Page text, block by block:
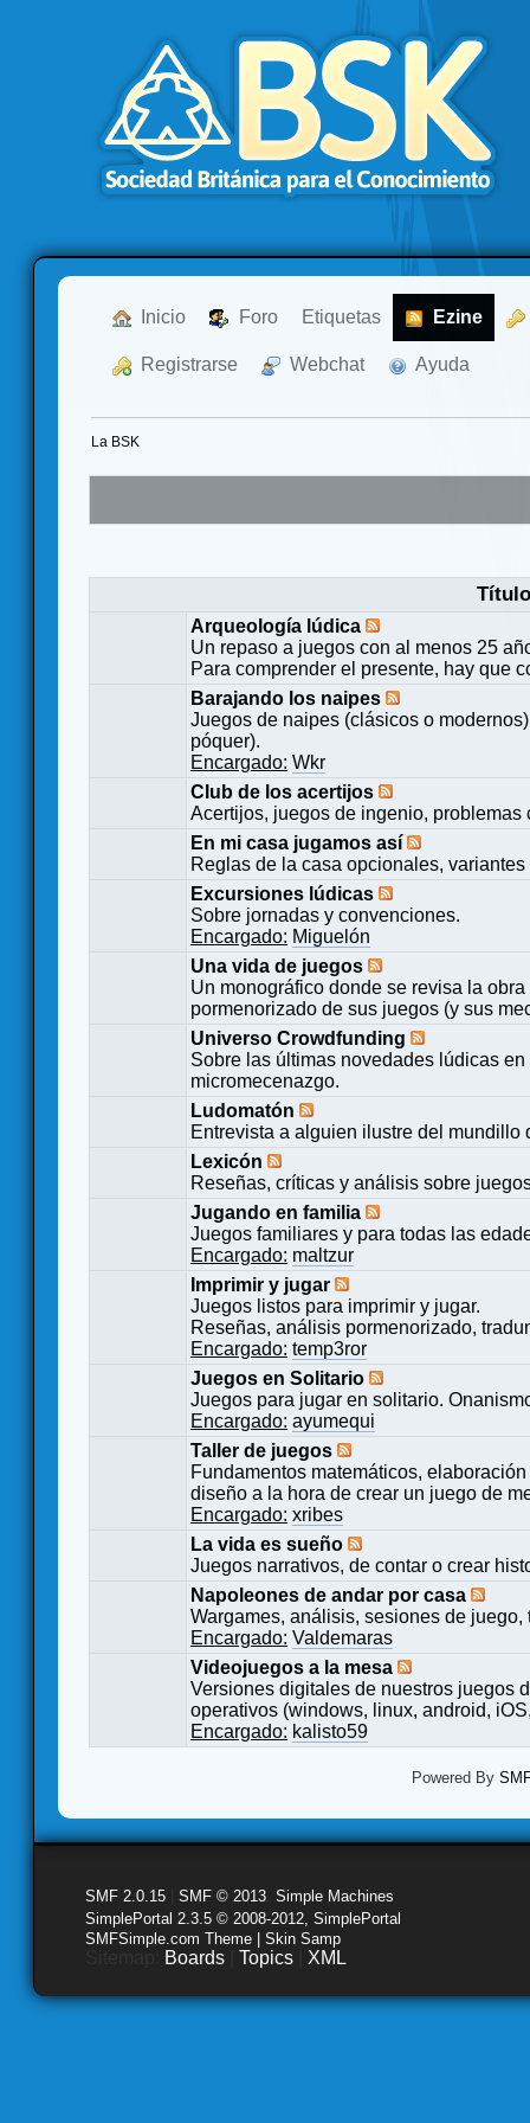
Inicio Foro Etiquetas Ezine
Registrarse Webchat Ayuda
La BSK
Título
Arqueología lúdica
Un repaso a juegos con al menos 25
Para comprender el presente, hay que
Barajando los naipes
Juegos de naipes (clásicos o
póquer).
Encargado: Wkr
Club de los acertijos
Acertijos, juegos de ingenio,
En mi casa jugamos así
Reglas de la casa opcionales,
Excursiones lúdicas
Sobre jornadas y convenciones.
Encargado: Miguelón
Una vida de juegos
Un monográfico donde se revisa la
pormenorizado de sus juegos (y sus
Universo Crowdfunding
Sobre las últimas novedades lúdicas
micromecenazgo.
Ludomatón
Entrevista a alguien ilustre del mundillo
Lexicón
Reseñas, críticas y análisis sobre
Jugando en familia
Juegos familiares y para todas las
Encargado: maltzur
Imprimir y jugar
Juegos listos para imprimir y jugar.
Reseñas, análisis pormenorizado,
Encargado: temp3ror
Juegos en Solitario
Juegos para jugar en solitario.
Encargado: ayumequi
Taller de juegos
Fundamentos matemáticos,
diseño a la hora de crear un juego de
Encargado: xribes
La vida es sueño
Juegos narrativos, de contar o crear
Napoleones de andar por casa
Wargames, análisis, sesiones de
Encargado: Valdemaras
Videojuegos a la mesa
Versiones digitales de nuestros juegos
operativos (windows, linux, android,
Encargado: kalisto59
Powered By
SMF 2.0.15 SMF © 2013 Simple Machines
SimplePortal 2.3.5 © 2008-2012, SimplePortal
SMFSimple.com Theme | Skin Samp
Boards Topics XML